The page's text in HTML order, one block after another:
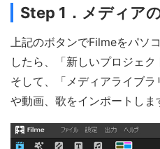
Step 1．メディア
上記のボタンでFilmeをパソ
したら、「新しいプロジェク
そして、「メディアライブ
や動画、歌をインポートしま